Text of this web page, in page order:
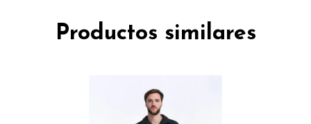
Productos similares